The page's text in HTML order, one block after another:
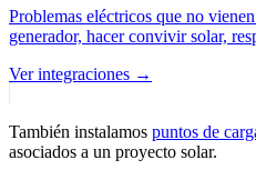
Problemas eléctricos que no
generador, hacer convivir solar,
Ver integraciones →
También instalamos puntos de
asociados a un proyecto solar.